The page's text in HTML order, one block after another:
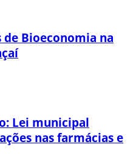
de Bioeconomia na
Lei municipal
nas farmácias e